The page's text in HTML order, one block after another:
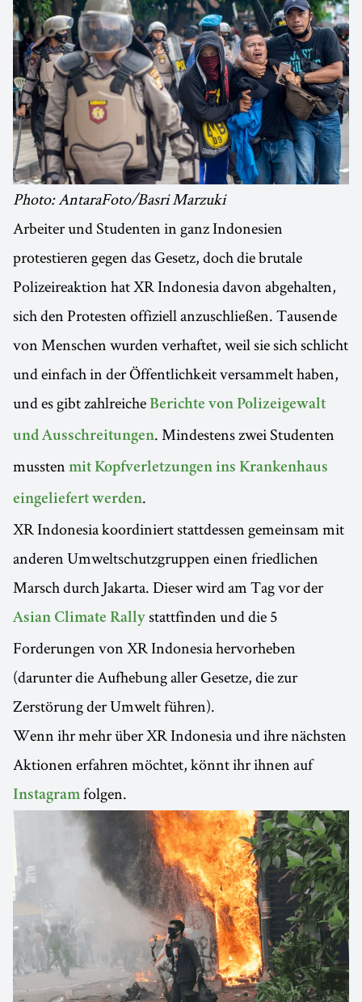
Photo: AntaraFoto/Basri Marzuki
Arbeiter und Studenten in ganz Indonesien
protestieren gegen das Gesetz, doch die brutale
Polizeireaktion hat XR Indonesia davon abgehalten,
sich den Protesten offiziell anzuschließen. Tausende
von Menschen wurden verhaftet, weil sie sich schlicht
und einfach in der Öffentlichkeit versammelt haben,
und es gibt zahlreiche Berichte von Polizeigewalt
und Ausschreitungen. Mindestens zwei Studenten
mussten mit Kopfverletzungen ins Krankenhaus
eingeliefert werden.
XR Indonesia koordiniert stattdessen gemeinsam mit
anderen Umweltschutzgruppen einen friedlichen
Marsch durch Jakarta. Dieser wird am Tag vor der
Asian Climate Rally stattfinden und die 5
Forderungen von XR Indonesia hervorheben
(darunter die Aufhebung aller Gesetze, die zur
Zerstörung der Umwelt führen).
Wenn ihr mehr über XR Indonesia und ihre nächsten
Aktionen erfahren möchtet, könnt ihr ihnen auf
Instagram folgen.